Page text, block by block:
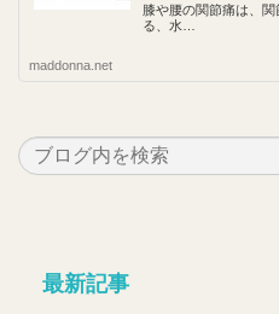
膝や腰の関節痛は、
る、水…
maddonna.net
最新記事